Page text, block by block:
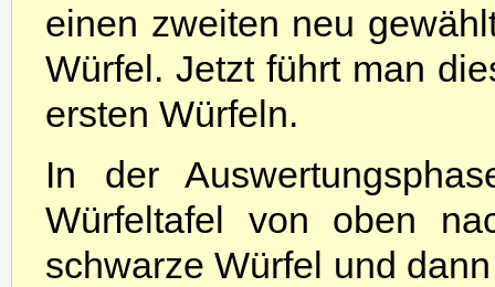
einen zweiten neu
Würfel. Jetzt führt man
ersten Würfeln.
In der
Würfeltafel von oben
schwarze Würfel und